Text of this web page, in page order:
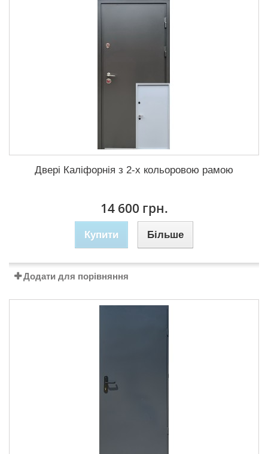
Двері Каліфорнія з 2-х кольоровою рамою
14 600 грн.
Купити Більше
Додати для порівняння